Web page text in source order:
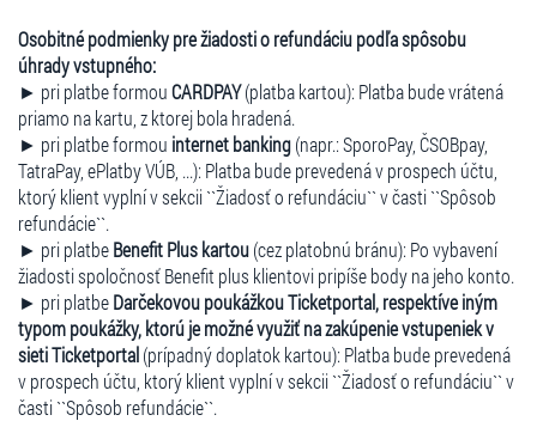
Osobitné podmienky pre žiadosti o refundáciu podľa spôsobu
úhrady vstupného:
► pri platbe formouCARDPAY(platba kartou): Platba bude vrátená
priamo na kartu, z ktorej bola hradená.
► pri platbe formou internet banking(napr.: SporoPay, ČSOBpay,
TatraPay, ePlatby VÚB, ...): Platba bude prevedená v prospech účtu,
ktorý klient vyplní v sekcii ``Žiadosť o refundáciu`` v časti ``Spôsob
refundácie``.
► pri platbeBenefit Plus kartou(cez platobnú bránu): Po vybavení
žiadosti spoločnosť Benefit plus klientovi pripíše body na jeho konto.
► pri platbeDarčekovou poukážkou Ticketportal, respektíve iným
typom poukážky, ktorú je možné využiť na zakúpenie vstupeniek v
sieti Ticketportal(prípadný doplatok kartou): Platba bude prevedená
v prospech účtu, ktorý klient vyplní v sekcii ``Žiadosť o refundáciu`` v
časti ``Spôsob refundácie``.